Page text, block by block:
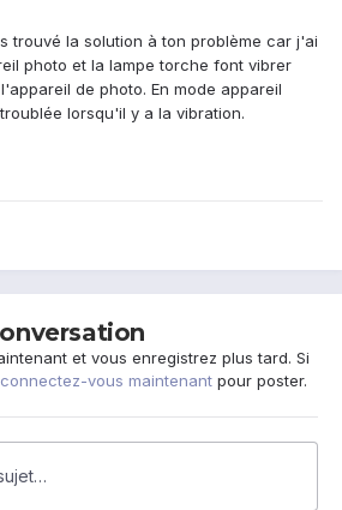
trouvé la solution à ton problème car j'ai
photo et la lampe torche font vibrer
de photo. En mode appareil
lorsqu'il y a la vibration.
et vous enregistrez plus tard. Si
connectez-vous maintenant pour poster.